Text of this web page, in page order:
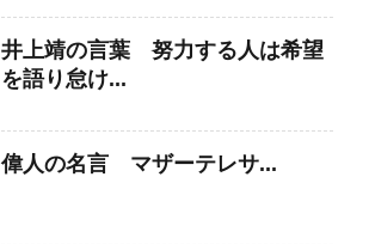
井上靖の言葉 努力する人は希望
を語り怠け...
偉人の名言 マザーテレサ...